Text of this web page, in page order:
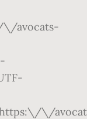
\/avocats-
\/